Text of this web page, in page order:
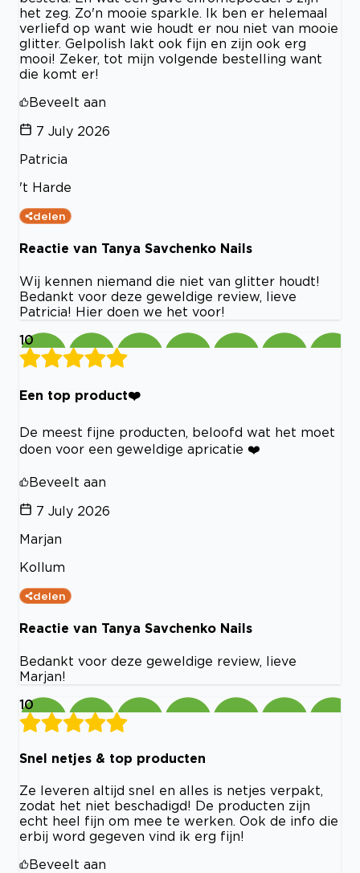
het zeg. Zo'n mooie sparkle. Ik ben er helemaal
verliefd op want wie houdt er nou niet van mooie
glitter. Gelpolish lakt ook fijn en zijn ook erg
mooi! Zeker, tot mijn volgende bestelling want
die komt er!
Beveelt aan
7 July 2026
Patricia
't Harde
delen
Reactie van Tanya Savchenko Nails
Wij kennen niemand die niet van glitter houdt!
Bedankt voor deze geweldige review, lieve
Patricia! Hier doen we het voor!
10
Een top product❤️
De meest fijne producten, beloofd wat het moet
doen voor een geweldige apricatie ❤️
Beveelt aan
7 July 2026
Marjan
Kollum
delen
Reactie van Tanya Savchenko Nails
Bedankt voor deze geweldige review, lieve
Marjan!
10
Snel netjes & top producten
Ze leveren altijd snel en alles is netjes verpakt,
zodat het niet beschadigd! De producten zijn
echt heel fijn om mee te werken. Ook de info die
erbij word gegeven vind ik erg fijn!
Beveelt aan